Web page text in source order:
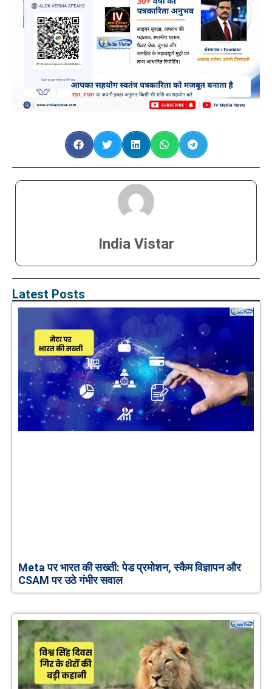
India Vistar
Latest Posts
Meta पर भारत की सख्ती: पेड प्रमोशन, स्कैम विज्ञापन और
CSAM पर उठे गंभीर सवाल